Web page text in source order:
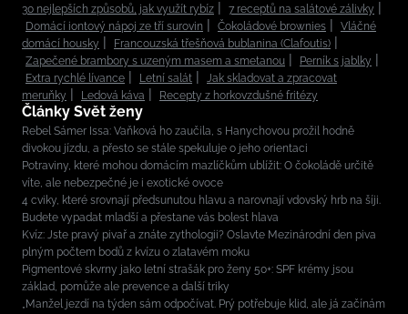
30 nejlepších způsobů, jak využít rybíz
7 receptů na salátové zálivky
Domácí iontový nápoj ze tří surovin
Čokoládové brownies
Vláčné
domácí housky
Francouzská třešňová bublanina (Clafoutis)
Zapečené brambory s uzeným masem a smetanou
Perník s jablky
Extra rychlé lívance
Letní salát
Jak skladovat a zpracovat
meruňky
Ledová káva Recepty z horkovzdušné fritézy
Články Svět ženy
Rebel Sámer Issa: Vaňková ho zaučila, s Hanychovou prožil hodně
divokou jízdu, a přesto se stále spekuluje o jeho orientaci
Potraviny, které mohou domácím mazlíčkům ublížit: O čokoládě určitě
víte, ale nebezpečné je i exotické ovoce
4 cviky, které srovnají předsunutou hlavu a narovnají vdovský hrb na šíji.
Budete vypadat mladší a přestane vás bolest hlava
Kvíz: Jste pravý pivař a znáte zythologii? Oslavte Mezinárodní den piva
plným počtem bodů z kvízu o zlatavém moku
Pigmentové skvrny jako letní strašák pro ženy 50+: SPF krémy jsou
základ, pomůže ale prevence a další triky
„Manžel jezdí na týden sám odpočívat. Prý potřebuje klid, ale já začínám